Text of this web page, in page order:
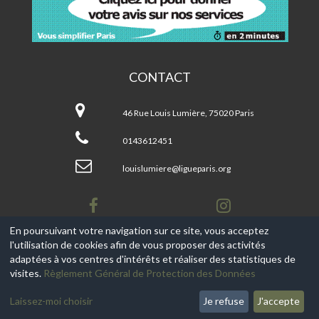
CONTACT
Louis
Lumière
Paris
46 Rue Louis Lumière, 75020 Paris
0143612451
louislumiere@ligueparis.org
© 2017-2026, Ce site est propulsé par Aniapps.fr
CGV
En poursuivant votre navigation sur ce site, vous acceptez
l'utilisation de cookies afin de vous proposer des activités
adaptées à vos centres d'intérêts et réaliser des statistiques de
visites. Règlement Général de Protection des Données
Laissez-moi choisir Je refuse J'accepte